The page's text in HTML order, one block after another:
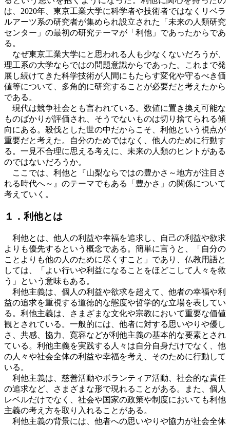
は、 2020年、東京工業大学に科学者や技術者ではなくリベラ
ルアーツ系の研究者が集められ設立された「未来の人類研究
センター」の最初の研究テーマが「利他」であったからであ
る。
なぜ東京工業大学にと思われる人も少なくないだろうが、
理工系の大学ならではの問題意識からであった。これまで発
展し続けてきた科学技術が人間にもたらす変化や守るべき価
値等について、多角的に研究することが必要だと考えたから
である。
現代は競争社会とも言われている。数値に置き換え可能な
ものばかりが評価され、そうでないものは切り捨てられる傾
向にある。殺伐とした世の中だからこそ、利他という視点が
重要だと考えた。自分のためではなく、他人のために行動す
る。一見不合理に思える考えに、未来の人類のヒントがある
のではないだろうか。
ここでは、利他と『山梨ならではの豊かさ～地方が注目さ
れる時代へ～』のテーマでもある「豊かさ」の関係について
考えていく。
１．利他とは
利他とは、他人の利益や幸福を追求し、自己の利益や欲求
よりも優先するという概念である。簡単に言うと、「自分の
ことよりも他の人のために尽くすこと」であり、仏教用語と
しては、「よい行いや利益になることをほどこして人々を救
う」という意味もある。
利他主義は、個人の利益や欲求を超えて、他者の幸福や利
益の追求を重視する道徳的な態度や哲学的な立場を表してい
る。利他主義は、さまざまな文化や宗教において重要な価値
観とされている。一般的には、他者に対する思いやりや優し
さ、共感、協力、寛容などが利他主義の基本的な要素とされ
ている。利他主義を実践する人々は自分自身だけでなく、他
の人々や社会全体の利益や幸福を考え、そのために行動して
いる。
利他主義は、慈善活動やボランティア活動、社会的な責任
の追求など、さまざまな形で現れることがある。また、個人
レベルだけでなく、社会や国家の政策や制度においても利他
主義の考え方を取り入れることがある。
利他主義の背景には、他者への思いやりや協力が社会全体